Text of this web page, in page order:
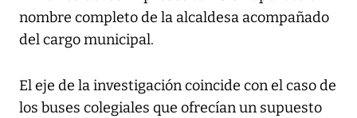
nombre completo de la alcaldesa acompañado
del cargo municipal.
El eje de la investigación coincide con el caso de
los buses colegiales que ofrecían un supuesto